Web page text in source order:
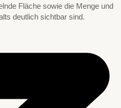
Fläche sowie die Menge und
deutlich sichtbar sind.